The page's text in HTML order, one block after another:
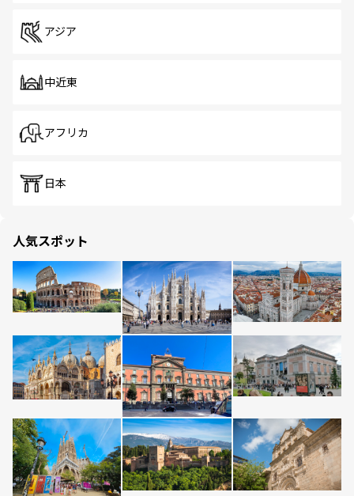
アジア
中近東
アフリカ
日本
人気スポット